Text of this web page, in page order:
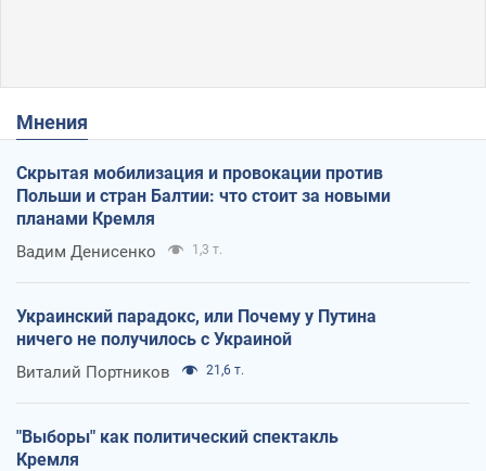
Мнения
Скрытая мобилизация и провокации против
Польши и стран Балтии: что стоит за новыми
планами Кремля
Вадим Денисенко 1,3 т.
Украинский парадокс, или Почему у Путина
ничего не получилось с Украиной
Виталий Портников 21,6 т.
"Выборы" как политический спектакль
Кремля